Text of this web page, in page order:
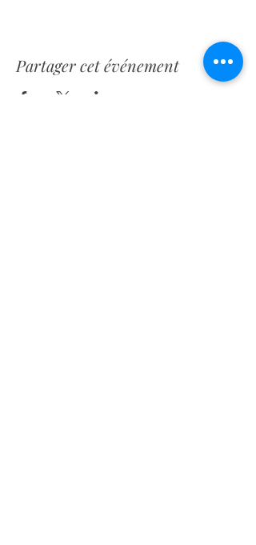
Partager cet événement